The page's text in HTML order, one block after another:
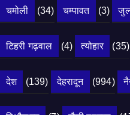
चमोली (34) चम्पावत (3)
टिहरी गढ़वाल (4) त्योहार (35)
देश (139) देहरादून (994)